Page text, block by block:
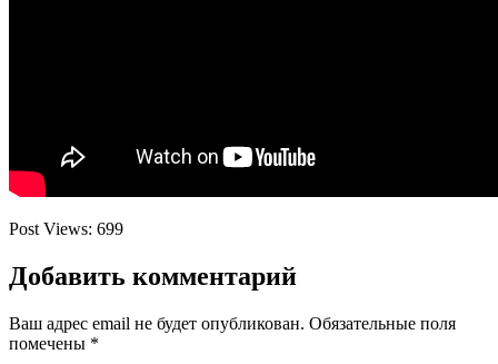
Post Views: 699
Добавить комментарий
Ваш адрес email не будет опубликован. Обязательные поля
помечены *